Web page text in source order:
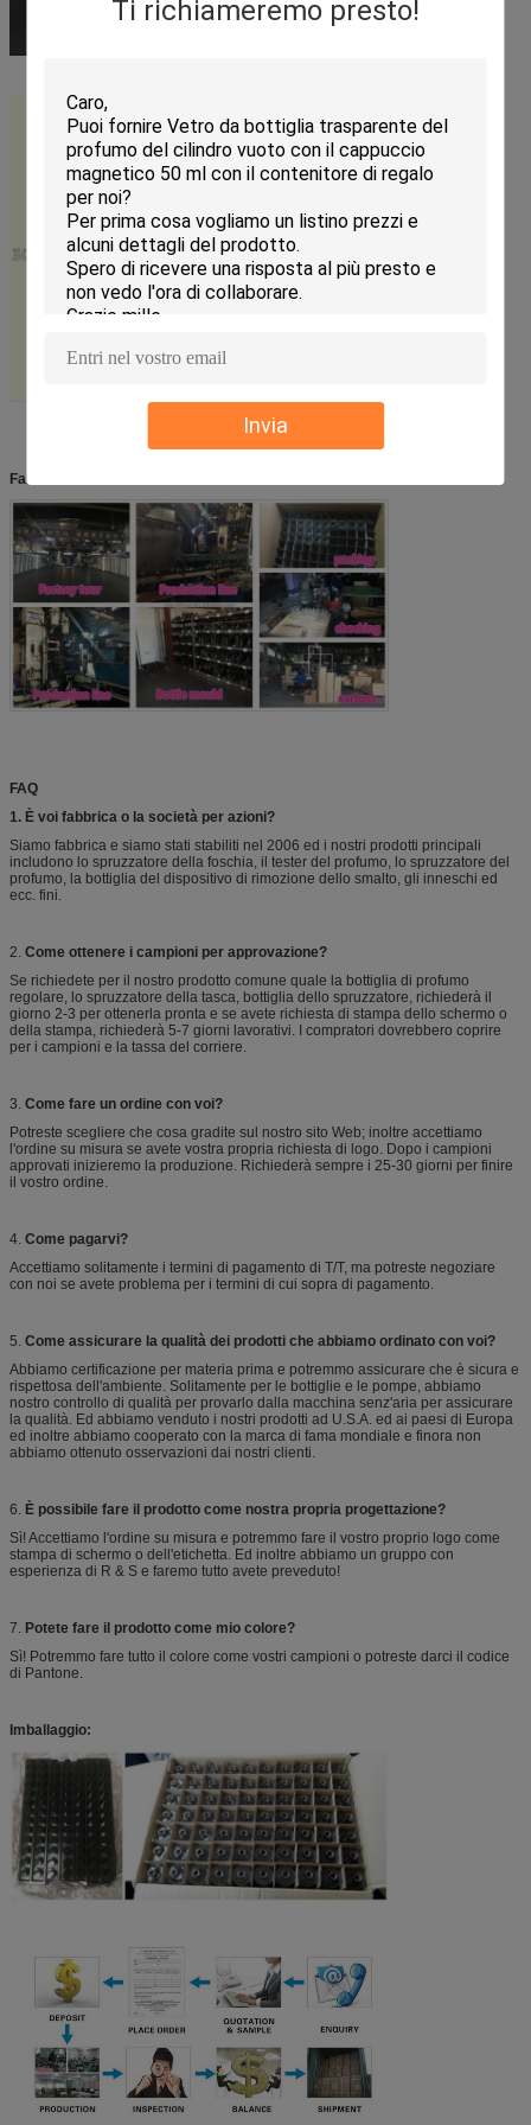
Ti richiameremo presto!
Invia
Fabbrica
FAQ
1. È voi fabbrica o la società per azioni?
Siamo fabbrica e siamo stati stabiliti nel 2006 ed i nostri prodotti principali
includono lo spruzzatore della foschia, il tester del profumo, lo spruzzatore del
profumo, la bottiglia del dispositivo di rimozione dello smalto, gli inneschi ed
ecc. fini.
2. Come ottenere i campioni per approvazione?
Se richiedete per il nostro prodotto comune quale la bottiglia di profumo
regolare, lo spruzzatore della tasca, bottiglia dello spruzzatore, richiederà il
giorno 2-3 per ottenerla pronta e se avete richiesta di stampa dello schermo o
della stampa, richiederà 5-7 giorni lavorativi. I compratori dovrebbero coprire
per i campioni e la tassa del corriere.
3. Come fare un ordine con voi?
Potreste scegliere che cosa gradite sul nostro sito Web; inoltre accettiamo
l'ordine su misura se avete vostra propria richiesta di logo. Dopo i campioni
approvati inizieremo la produzione. Richiederà sempre i 25-30 giorni per finire
il vostro ordine.
4. Come pagarvi?
Accettiamo solitamente i termini di pagamento di T/T, ma potreste negoziare
con noi se avete problema per i termini di cui sopra di pagamento.
5. Come assicurare la qualità dei prodotti che abbiamo ordinato con voi?
Abbiamo certificazione per materia prima e potremmo assicurare che è sicura e
rispettosa dell'ambiente. Solitamente per le bottiglie e le pompe, abbiamo
nostro controllo di qualità per provarlo dalla macchina senz'aria per assicurare
la qualità. Ed abbiamo venduto i nostri prodotti ad U.S.A. ed ai paesi di Europa
ed inoltre abbiamo cooperato con la marca di fama mondiale e finora non
abbiamo ottenuto osservazioni dai nostri clienti.
6. È possibile fare il prodotto come nostra propria progettazione?
Sì! Accettiamo l'ordine su misura e potremmo fare il vostro proprio logo come
stampa di schermo o dell'etichetta. Ed inoltre abbiamo un gruppo con
esperienza di R & S e faremo tutto avete preveduto!
7. Potete fare il prodotto come mio colore?
Sì! Potremmo fare tutto il colore come vostri campioni o potreste darci il codice
di Pantone.
Imballaggio: